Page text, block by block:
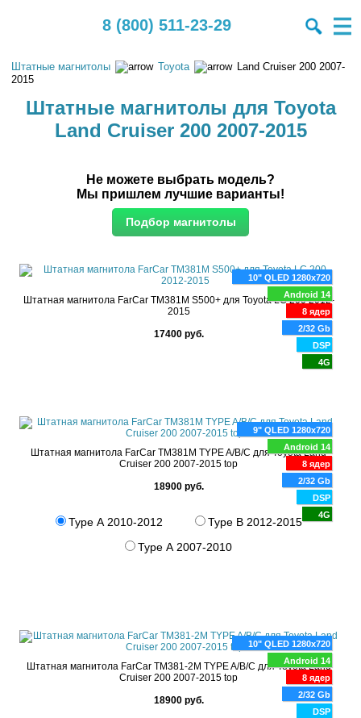
8 (800) 511-23-29
Штатные магнитолы Toyota
Land Cruiser 200 2007-
2015
Штатные магнитолы для Toyota
Land Cruiser 200 2007-2015
Не можете выбрать модель?
Мы пришлем лучшие варианты!
10" QLED 1280x720
Android 14
8 ядер
2/32 Gb
DSP
4G
Штатная магнитола FarCar TM381M S500+ для Toyota LC 200 2012-
2015
17400 руб.
9" QLED 1280x720
Android 14
8 ядер
2/32 Gb
DSP
4G
Штатная магнитола FarCar TM381M TYPE A/B/C для Toyota Land
Cruiser 200 2007-2015 top
18900 руб.
Type A 2010-2012
Type B 2012-2015
Type A 2007-2010
10" QLED 1280x720
Android 14
8 ядер
2/32 Gb
DSP
Штатная магнитола FarCar TM381-2M TYPE A/B/C для Toyota Land
Cruiser 200 2007-2015 top
18900 руб.